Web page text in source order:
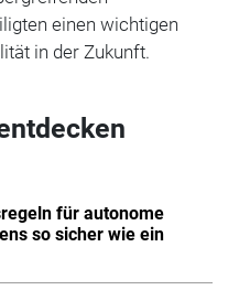
einen wichtigen
in der Zukunft.
für autonome
so sicher wie ein